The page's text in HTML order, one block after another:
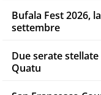
Bufala Fest 2026,
settembre
Due serate stellate
Quatu